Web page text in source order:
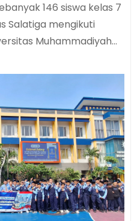
146 siswa kelas 7
Salatiga mengikuti
Muhammadiyah…